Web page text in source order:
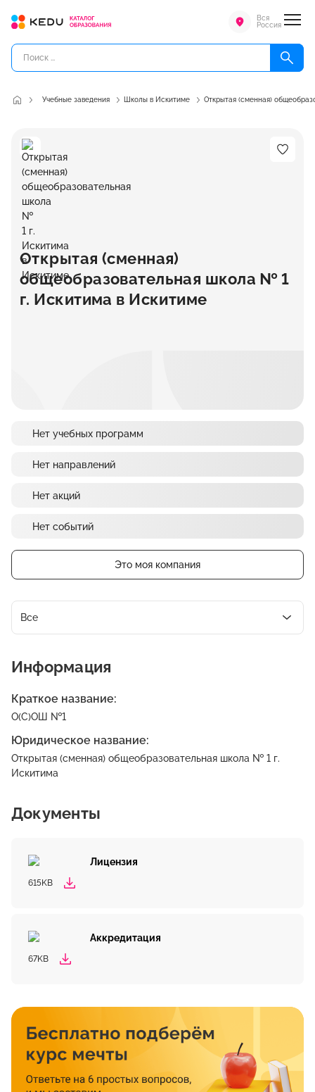
Вся
Россия
Учебные заведения Школы в Искитиме Открытая (сменная)
Открытая (сменная)
общеобразовательная школа № 1
г. Искитима в Искитиме
Нет учебных программ
Нет направлений
Нет акций
Нет событий
Это моя компания
Все
Информация
Краткое название:
О(С)ОШ №1
Юридическое название:
Открытая (сменная) общеобразовательная школа № 1 г.
Искитима
Документы
Лицензия
615KB
Аккредитация
67KB